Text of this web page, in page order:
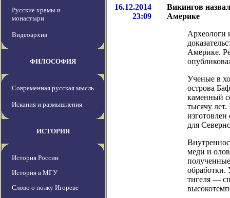
Русские храмы и
монастыри
Видеоархив
ФИЛОСОФИЯ
Современная русская мысль
Искания и размышления
ИСТОРИЯ
История России
История в МГУ
Слово о полку Игореве
16.12.2014
23:09
Викингов
Америке
Археологи
Америке.
Ученые в
острова
каменный
тысячу
для
меди и
обработки.
тигеля —